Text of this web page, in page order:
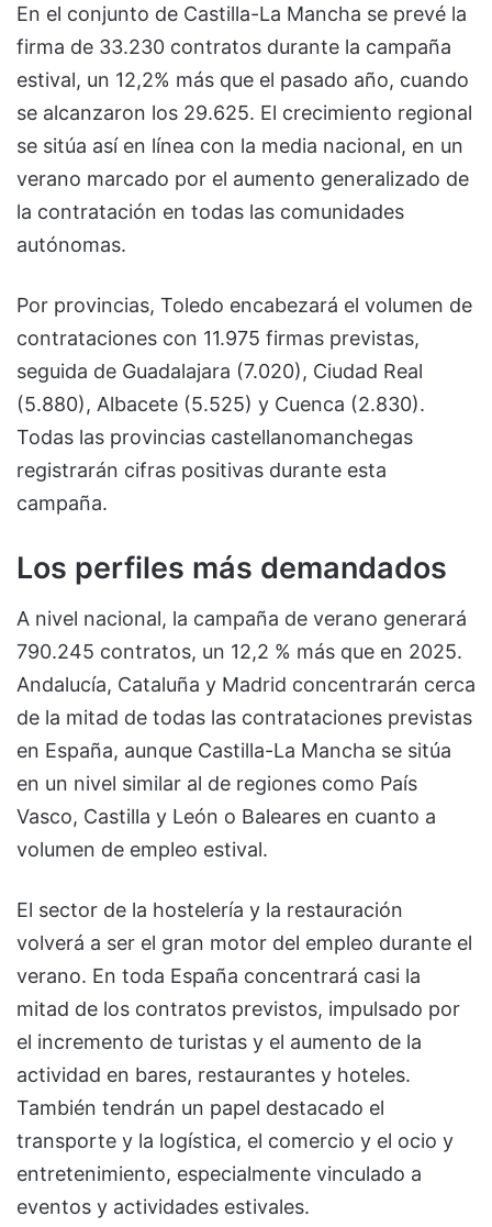
En el conjunto de Castilla-La Mancha se prevé la
firma de 33.230 contratos durante la campaña
estival, un 12,2% más que el pasado año, cuando
se alcanzaron los 29.625. El crecimiento regional
se sitúa así en línea con la media nacional, en un
verano marcado por el aumento generalizado de
la contratación en todas las comunidades
autónomas.
Por provincias, Toledo encabezará el volumen de
contrataciones con 11.975 firmas previstas,
seguida de Guadalajara (7.020), Ciudad Real
(5.880), Albacete (5.525) y Cuenca (2.830).
Todas las provincias castellanomanchegas
registrarán cifras positivas durante esta
campaña.
Los perfiles más demandados
A nivel nacional, la campaña de verano generará
790.245 contratos, un 12,2 % más que en 2025.
Andalucía, Cataluña y Madrid concentrarán cerca
de la mitad de todas las contrataciones previstas
en España, aunque Castilla-La Mancha se sitúa
en un nivel similar al de regiones como País
Vasco, Castilla y León o Baleares en cuanto a
volumen de empleo estival.
El sector de la hostelería y la restauración
volverá a ser el gran motor del empleo durante el
verano. En toda España concentrará casi la
mitad de los contratos previstos, impulsado por
el incremento de turistas y el aumento de la
actividad en bares, restaurantes y hoteles.
También tendrán un papel destacado el
transporte y la logística, el comercio y el ocio y
entretenimiento, especialmente vinculado a
eventos y actividades estivales.